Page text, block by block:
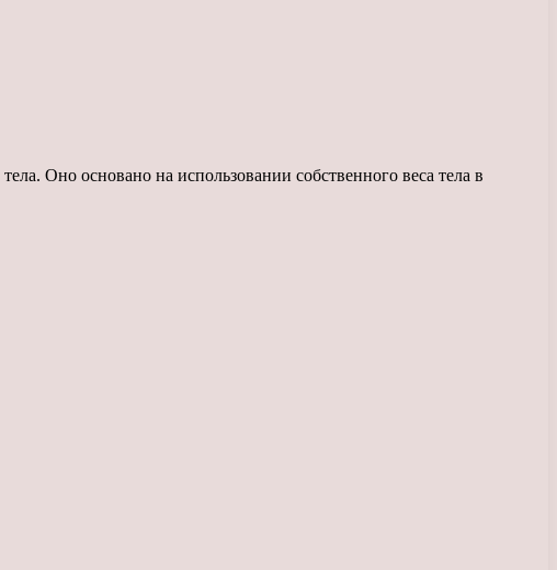
Оно основано на использовании собственного веса тела в